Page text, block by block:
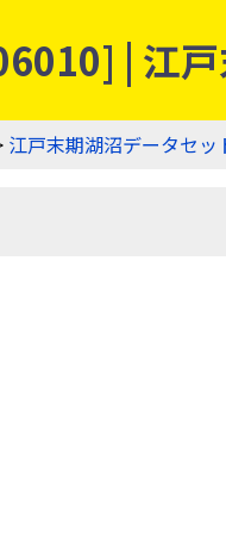
| 江
江戸末期湖沼データセッ